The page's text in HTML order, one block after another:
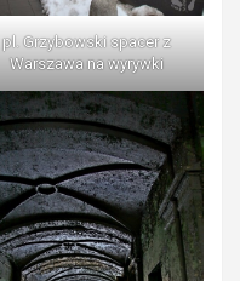
pl. Grzybowski spacer z
Warszawa na wyrywki